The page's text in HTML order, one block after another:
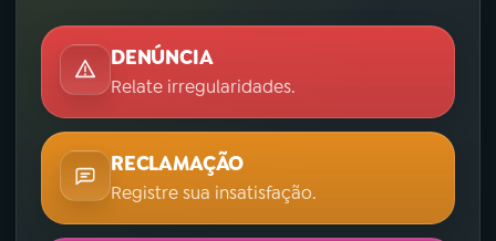
DENÚNCIA
Relate irregularidades.
RECLAMAÇÃO
Registre sua insatisfação.